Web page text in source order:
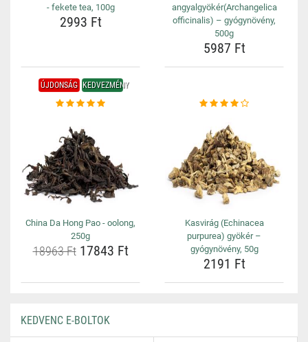
- fekete tea, 100g
2993 Ft
angyalgyökér(Archangelica
officinalis) – gyógynövény,
500g
5987 Ft
ÚJDONSÁG KEDVEZMÉNY
China Da Hong Pao - oolong,
250g
18963 Ft17843 Ft
Kasvirág (Echinacea
purpurea) gyökér –
gyógynövény, 50g
2191 Ft
KEDVENC E-BOLTOK